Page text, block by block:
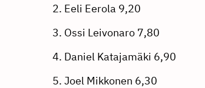
2. Eeli Eerola 9,20
3. Ossi Leivonaro 7,80
4. Daniel Katajamäki 6,90
5. Joel Mikkonen 6,30